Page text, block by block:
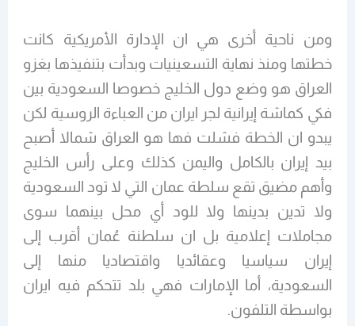
ومن ناحية أخرى هي ان الإدارة الأمريكية كانت
خطتها ومنذ نهاية التسعينيات وبدأت بتنفيذها بغزو
العراق هو وضع دول الخليج خصوصا السعودية بين
فكي كماشة إيرانية لجر ايران من العباءة الروسية لكن
يبدو ان الخطة فشلت فها هو العراق شمالا أصبح
بيد إيران بالكامل واليمن كذلك وعلى رأس الخليج
وأهم مضيق تقع سلطة عمان التي لا تود السعودية
ولا تدين بدينها ولا للود أي محل بينهما سوى
مجاملات إعلامية بل ان سلطنة عُمان أقرب إلى
إيران سياسيا وعقائديا واقتصاديا منها إلى
السعودية، أما الإمارات فهي بلد تتحكم فيه ايران
بواسطة التلفون.